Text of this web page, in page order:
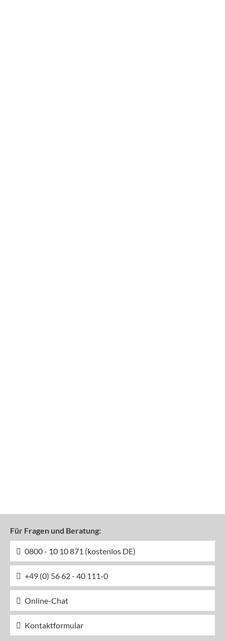
Für Fragen und Beratung:
0800 - 10 10 871 (kostenlos DE)
+49 (0) 56 62 - 40 111-0
Online-Chat
Kontaktformular